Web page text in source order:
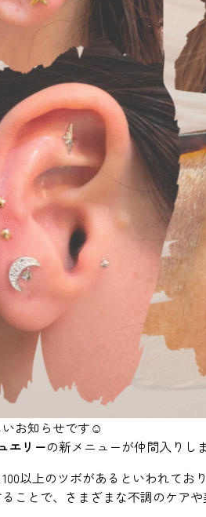
お知らせです☺️
エリーの新メニューが仲間入りし
以上のツボがあるといわれており
ことで、さまざまな不調のケア